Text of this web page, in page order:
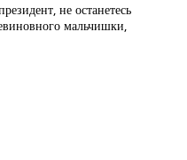
не останетесь
мальчишки,